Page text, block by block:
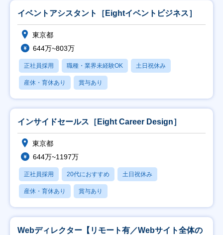
イベントアシスタント［Eightイベントビジネス］
東京都
644万~803万
正社員採用 職種・業界未経験OK 土日祝休み
産休・育休あり 賞与あり
インサイドセールス［Eight Career Design］
東京都
644万~1197万
正社員採用 20代におすすめ 土日祝休み
産休・育休あり 賞与あり
Webディレクター【リモート有／Webサイト全体の